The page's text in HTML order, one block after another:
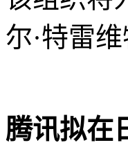
尔·特雷
腾讯拟在